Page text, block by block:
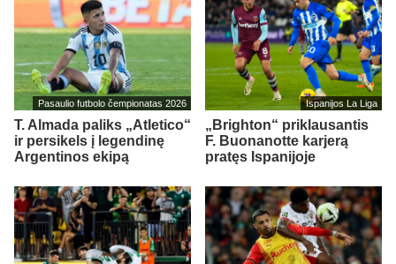
Pasaulio futbolo čempionatas 2026
T. Almada paliks „Atletico“
ir persikels į legendinę
Argentinos ekipą
Ispanijos La Liga
„Brighton“ priklausantis
F. Buonanotte karjerą
pratęs Ispanijoje